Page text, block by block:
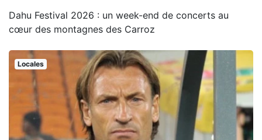
Dahu Festival 2026 : un week-end de concerts au
cœur des montagnes des Carroz
Locales